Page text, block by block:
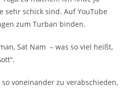
sehr schick sind. Auf YouTube
zum Turban binden.
Sat Nam – was so viel heißt,
voneinander zu verabschieden,